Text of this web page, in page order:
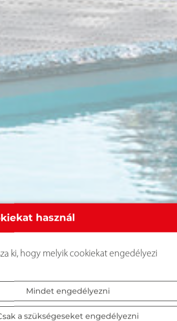
használ
ki, hogy melyik cookiekat engedélyezi
Mindet engedélyezni
a szükségeseket engedélyezni